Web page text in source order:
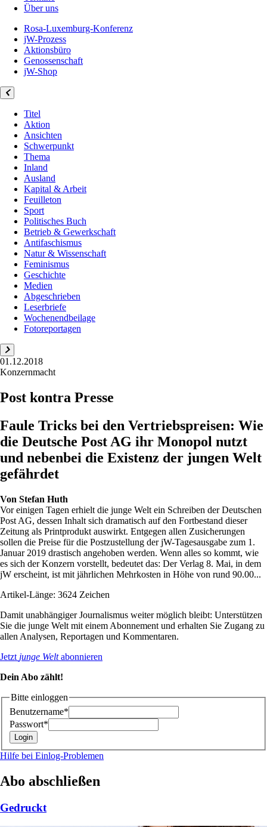
Über uns
Rosa-Luxemburg-Konferenz
jW-Prozess
Aktionsbüro
Genossenschaft
jW-Shop
Titel
Aktion
Ansichten
Schwerpunkt
Thema
Inland
Ausland
Kapital & Arbeit
Feuilleton
Sport
Politisches Buch
Betrieb & Gewerkschaft
Antifaschismus
Natur & Wissenschaft
Feminismus
Geschichte
Medien
Abgeschrieben
Leserbriefe
Wochenendbeilage
Fotoreportagen
01.12.2018
Konzernmacht
Post kontra Presse
Faule Tricks bei den Vertriebspreisen: Wie
die Deutsche Post AG ihr Monopol nutzt
und nebenbei die Existenz der jungen Welt
gefährdet
Von Stefan Huth
Vor einigen Tagen erhielt die junge Welt ein Schreiben der Deutschen
Post AG, dessen Inhalt sich dramatisch auf den Fortbestand dieser
Zeitung als Printprodukt auswirkt. Entgegen allen Zusicherungen
sollen die Preise für die Postzustellung der jW-Tagesausgabe zum 1.
Januar 2019 drastisch angehoben werden. Wenn alles so kommt, wie
es sich der Konzern vorstellt, bedeutet das: Der Verlag 8. Mai, in dem
jW erscheint, ist mit jährlichen Mehrkosten in Höhe von rund 90.00...
Artikel-Länge: 3624 Zeichen
Damit unabhängiger Journalismus weiter möglich bleibt: Unterstützen
Sie die junge Welt mit einem Abonnement und erhalten Sie Zugang zu
allen Analysen, Reportagen und Kommentaren.
Jetzt junge Weltabonnieren
Dein Abo zählt!
Bitte einloggen
Benutzername*
Passwort*
Hilfe bei Einlog-Problemen
Abo abschließen
Gedruckt